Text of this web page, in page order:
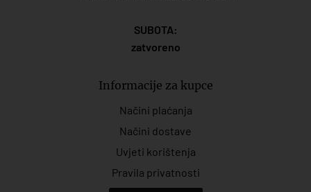
SUBOTA:
zatvoreno
Informacije za kupce
Načini plaćanja
Načini dostave
Uvjeti korištenja
Pravila privatnosti